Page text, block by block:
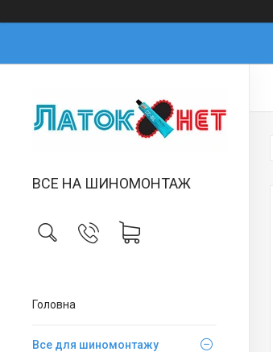
ВСЕ НА ШИНОМОНТАЖ
Головна
Все для шиномонтажу